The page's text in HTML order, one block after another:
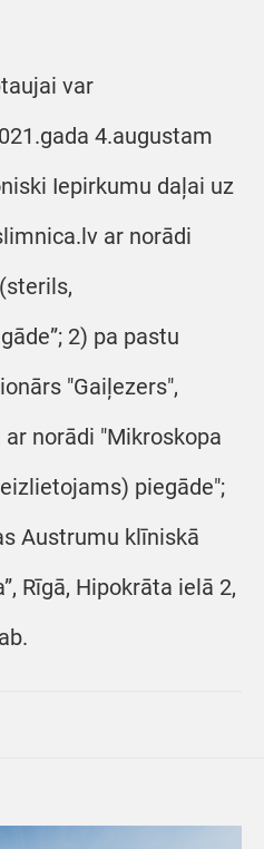
var
4.augustam
Iepirkumu daļai uz
ar norādi
2) pa pastu
"Gaiļezers",
norādi "Mikroskopa
piegāde";
Austrumu klīniskā
Rīgā, Hipokrāta ielā 2,